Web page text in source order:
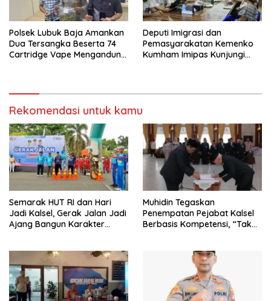
Polsek Lubuk Baja Amankan
Dua Tersangka Beserta 74
Cartridge Vape Mengandung
Deputi Imigrasi dan
Pemasyarakatan Kemenko
Kumham Imipas Kunjungi
Rekomendasi untuk kamu
Semarak HUT RI dan Hari
Jadi Kalsel, Gerak Jalan Jadi
Ajang Bangun Karakter
Muhidin Tegaskan
Penempatan Pejabat Kalsel
Berbasis Kompetensi, “Tak